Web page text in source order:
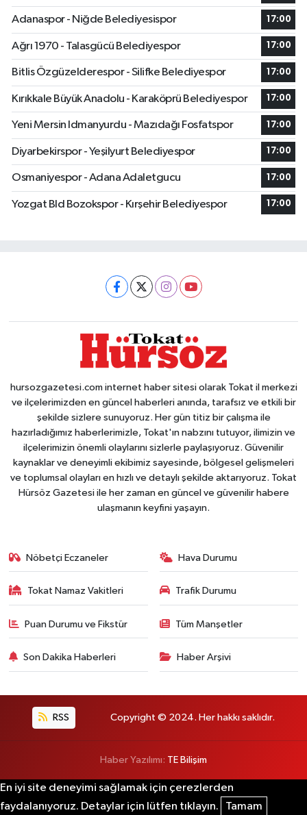
Adanaspor - Niğde Belediyesispor 17:00
Ağrı 1970 - Talasgücü Belediyespor 17:00
Bitlis Özgüzelderespor - Silifke Belediyespor 17:00
Kırıkkale Büyük Anadolu - Karaköprü Belediyespor 17:00
Yeni Mersin Idmanyurdu - Mazıdağı Fosfatspor 17:00
Diyarbekirspor - Yeşilyurt Belediyespor 17:00
Osmaniyespor - Adana Adaletgucu 17:00
Yozgat Bld Bozokspor - Kırşehir Belediyespor 17:00
hursozgazetesi.com internet haber sitesi olarak Tokat il merkezi
ve ilçelerimizden en güncel haberleri anında, tarafsız ve etkili bir
şekilde sizlere sunuyoruz. Her gün titiz bir çalışma ile
hazırladığımız haberlerimizle, Tokat'ın nabzını tutuyor, ilimizin ve
ilçelerimizin önemli olaylarını sizlerle paylaşıyoruz. Güvenilir
kaynaklar ve deneyimli ekibimiz sayesinde, bölgesel gelişmeleri
ve toplumsal olayları en hızlı ve detaylı şekilde aktarıyoruz. Tokat
Hürsöz Gazetesi ile her zaman en güncel ve güvenilir habere
ulaşmanın keyfini yaşayın.
Nöbetçi Eczaneler Hava Durumu
Tokat Namaz Vakitleri Trafik Durumu
Puan Durumu ve Fikstür Tüm Manşetler
Son Dakika Haberleri Haber Arşivi
RSS Copyright © 2024. Her hakkı saklıdır.
Haber Yazılımı: TE Bilişim
En iyi site deneyimi sağlamak için çerezlerden
faydalanıyoruz. Detaylar için lütfen tıklayın.
Tamam